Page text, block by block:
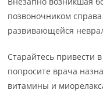
позвоночником
развивающейся
Старайтесь привести
попросите врача
витамины и